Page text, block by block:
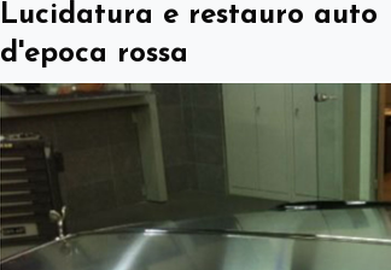
Lucidatura e restauro auto
d'epoca rossa